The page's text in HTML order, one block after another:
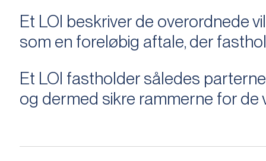
Et LOI beskriver de overordnede
som en foreløbig aftale, der
Et LOI fastholder således
og dermed sikre rammerne for de